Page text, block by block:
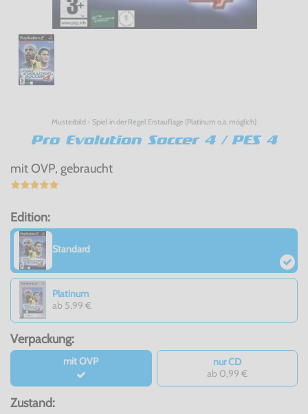
Musterbild - Spiel in der Regel Erstauflage (Platinum o.ä. möglich)
Pro Evolution Soccer 4 / PES 4
mit OVP, gebraucht
Edition:
Standard
Platinum
ab 5,99 €
Verpackung:
mit OVP
nur CD
ab 0,99 €
Zustand: